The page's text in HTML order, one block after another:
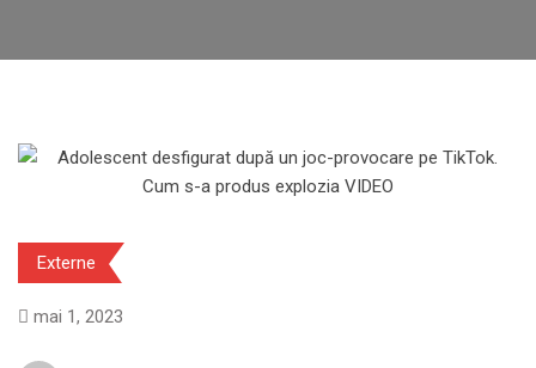
Externe
mai 1, 2023